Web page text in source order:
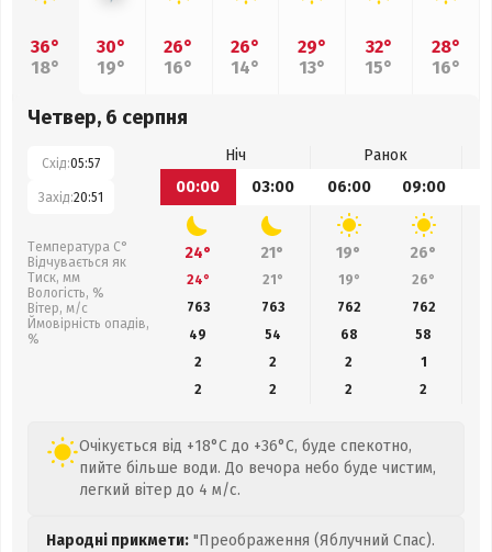
36°
18°
30°
19°
26°
16°
26°
14°
29°
13°
32°
15°
28°
16°
Четвер, 6 серпня
Схід:05:57
Захід:20:51
Температура С°
Відчувається як
Тиск, мм
Вологість, %
Вітер, м/с
Ймовірність опадів,
%
Ніч
Ранок
00:00
03:00 06:00 09:00
24° 21° 19° 26°
24° 21° 19° 26°
763
763 762 762
49
54 68
58
2
2 2
1
2
2 2 2
Очікується від +18°C до +36°C, буде спекотно,
пийте більше води. До вечора небо буде чистим,
легкий вітер до 4 м/с.
Народні прикмети: "Преображення (Яблучний Спас).